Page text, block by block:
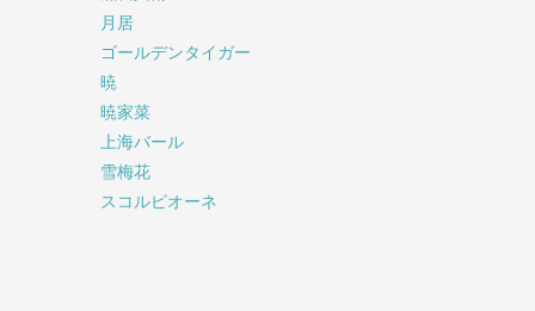
月居
ゴールデンタイガー
暁
暁家菜
上海バール
雪梅花
スコルピオーネ